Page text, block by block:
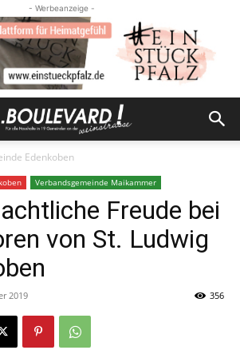
- Werbeanzeige -
Edenkoben
Verbandsgemeinde Maikammer
Freude bei
von St. Ludwig
2019 356